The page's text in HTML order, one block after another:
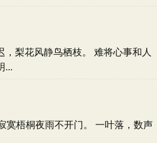
，梨花风静鸟栖枝。 难将心事和人
...
寞梧桐夜雨不开门。 一叶落，数声